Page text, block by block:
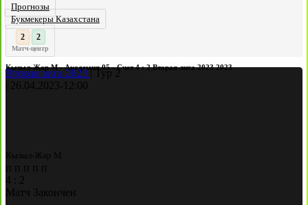
Прогнозы
Букмекеры Казахстана
3
:
Матч-центр
Кызыл-Жар М - Академия 05 - Счет 4 : 2 Вторая лига 2023 2023
Вторая лига 2023 Тур 2
26.04.2023- 12:00
Кызыл-Жар М
п п п п
п
4
2
Матч Закончен